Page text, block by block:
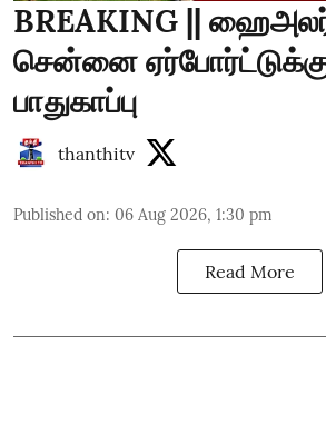
BREAKING ||
சென்னை
பாதுகாப்பு
thanthitv
Published on: 06 Aug 2026, 1:30 pm
Read More